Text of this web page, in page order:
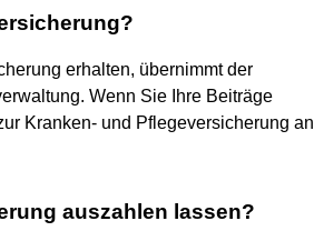
erhalten, übernimmt der
Wenn Sie Ihre Beiträge
Kranken- und Pflegeversicherung an
auszahlen lassen?